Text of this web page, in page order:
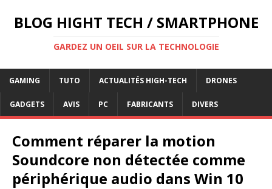
BLOG HIGHT TECH / SMARTPHONE
GARDEZ UN OEIL SUR LA TECHNOLOGIE
GAMING TUTO ACTUALITÉS HIGH-TECH DRONES
GADGETS AVIS PC FABRICANTS DIVERS
Comment réparer la motion
Soundcore non détectée comme
périphérique audio dans Win 10